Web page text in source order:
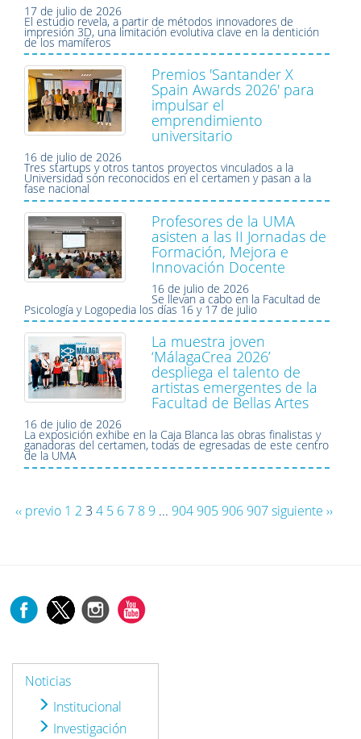
17 de julio de 2026
El estudio revela, a partir de métodos innovadores de
impresión 3D, una limitación evolutiva clave en la dentición
de los mamíferos
Premios 'Santander X
Spain Awards 2026' para
impulsar el
emprendimiento
universitario
16 de julio de 2026
Tres startups y otros tantos proyectos vinculados a la
Universidad son reconocidos en el certamen y pasan a la
fase nacional
Profesores de la UMA
asisten a las II Jornadas de
Formación, Mejora e
Innovación Docente
16 de julio de 2026
Se llevan a cabo en la Facultad de
Psicología y Logopedia los días 16 y 17 de julio
La muestra joven
‘MálagaCrea 2026’
despliega el talento de
artistas emergentes de la
Facultad de Bellas Artes
16 de julio de 2026
La exposición exhibe en la Caja Blanca las obras finalistas y
ganadoras del certamen, todas de egresadas de este centro
de la UMA
‹‹ previo 1 2 3 4 5 67 8 9 ... 904 905 906 907siguiente ››
Noticias
Institucional
Investigación